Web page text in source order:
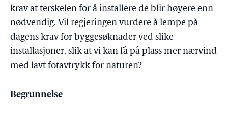
krav at terskelen for å installere de blir høyere enn
nødvendig. Vil regjeringen vurdere å lempe på
dagens krav for byggesøknader ved slike
installasjoner, slik at vi kan få på plass mer nærvind
med lavt fotavtrykk for naturen?
Begrunnelse